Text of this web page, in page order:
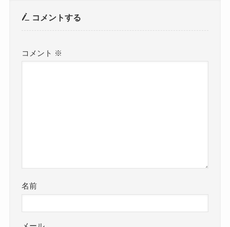
コメントする
コメント ※
名前